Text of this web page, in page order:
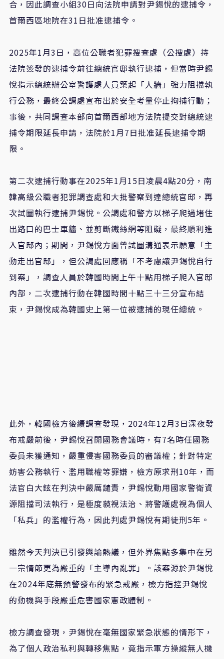
合，因此調查小組30日向法院申請對尹錫悅的逮捕令，
首爾西區地院在31日批准逮捕令。
2025年1月3日，高位公職者犯罪搜查處（公搜處）持
法院簽發的逮捕令前往總統官邸執行逮捕，但當時尹錫
悅指示總統辦公室警護處人員築起「人牆」強力阻擋執
行公務，最終公調處宣布出於安全考量停止拘捕行動；
事後，共同調查本部向首爾西部地方法院提交對總統逮
捕令期限延長申請，法院於1月7日批准延長逮捕令期
限。
第二次逮捕行動事在2025年1月15日凌晨4點20分，南
韓高級公職者犯罪調查處和大批警察到達總統官邸，再
次試圖執行逮捕尹錫悅。公調處和警方以梯子爬過堵住
出路口的巴士車牆、並剪斷鐵絲網等阻礙，最終順利進
入官邸內；期間，尹錫悅方面曾試圖溝通表示願意「主
動走出官邸」，但公調處回應稱「不考慮讓尹錫悅自行
到案」，調查人員於韓國時間上午十點用梯子爬入官邸
內部，二次逮捕行動在韓國時間十點三十三分宣布結
束，尹錫悅成為韓國史上第一位被逮捕的現任總統。
此外，韓國檢方後續調查發現，2024年12月3日深夜發
布戒嚴前後，尹錫悅召開國務會議時，有7名時任國務
委員未獲通知，嚴重侵害國務委員的審議權；針對特定
妨害公務執行、濫用職權等罪嫌，檢方原求刑10年，而
法官白大鉉在判決中嚴厲譴責，尹錫悅動用國家警衛資
源阻擋司法執行，是極度藐視法治、將警護處視為個人
「私兵」的濫權行為，因此判處尹錫悅有期徒刑5年。
雖然今天判決已引發輿論熱議，但外界焦點多集中在另
一宗情節更為嚴重的「主導內亂罪」。該案源於尹錫悅
在2024年底無預警發布的緊急戒嚴，檢方指控尹錫悅
的動機與手段嚴重危害國家憲政體制。
檢方調查發現，尹錫悅在毫無國家緊急狀態的情形下，
為了個人政治私利與轉移焦點，竟指示軍方操縱無人機